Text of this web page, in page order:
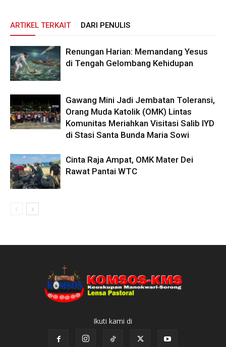
ARTIKEL TERKAIT DARI PENULIS
Renungan Harian: Memandang Yesus
di Tengah Gelombang Kehidupan
Gawang Mini Jadi Jembatan Toleransi,
Orang Muda Katolik (OMK) Lintas
Komunitas Meriahkan Visitasi Salib IYD
di Stasi Santa Bunda Maria Sowi
Cinta Raja Ampat, OMK Mater Dei
Rawat Pantai WTC
Ikuti kami di